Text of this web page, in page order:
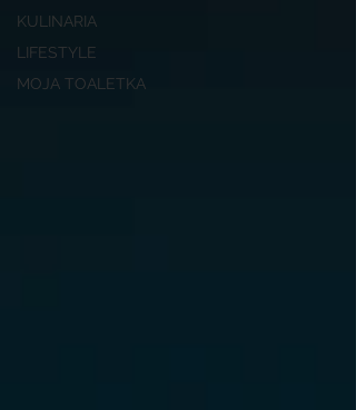
KULINARIA
LIFESTYLE
MOJA TOALETKA